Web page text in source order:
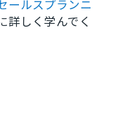
ールスプランニ
詳しく学んでく